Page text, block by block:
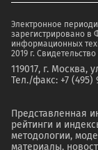
Электронное
зарегистрировано в
информационных
2019 г.
119017, г. Москва,
Тел./факс: +7 (495)
Представленная
рейтинги и
методологии,
материалы,